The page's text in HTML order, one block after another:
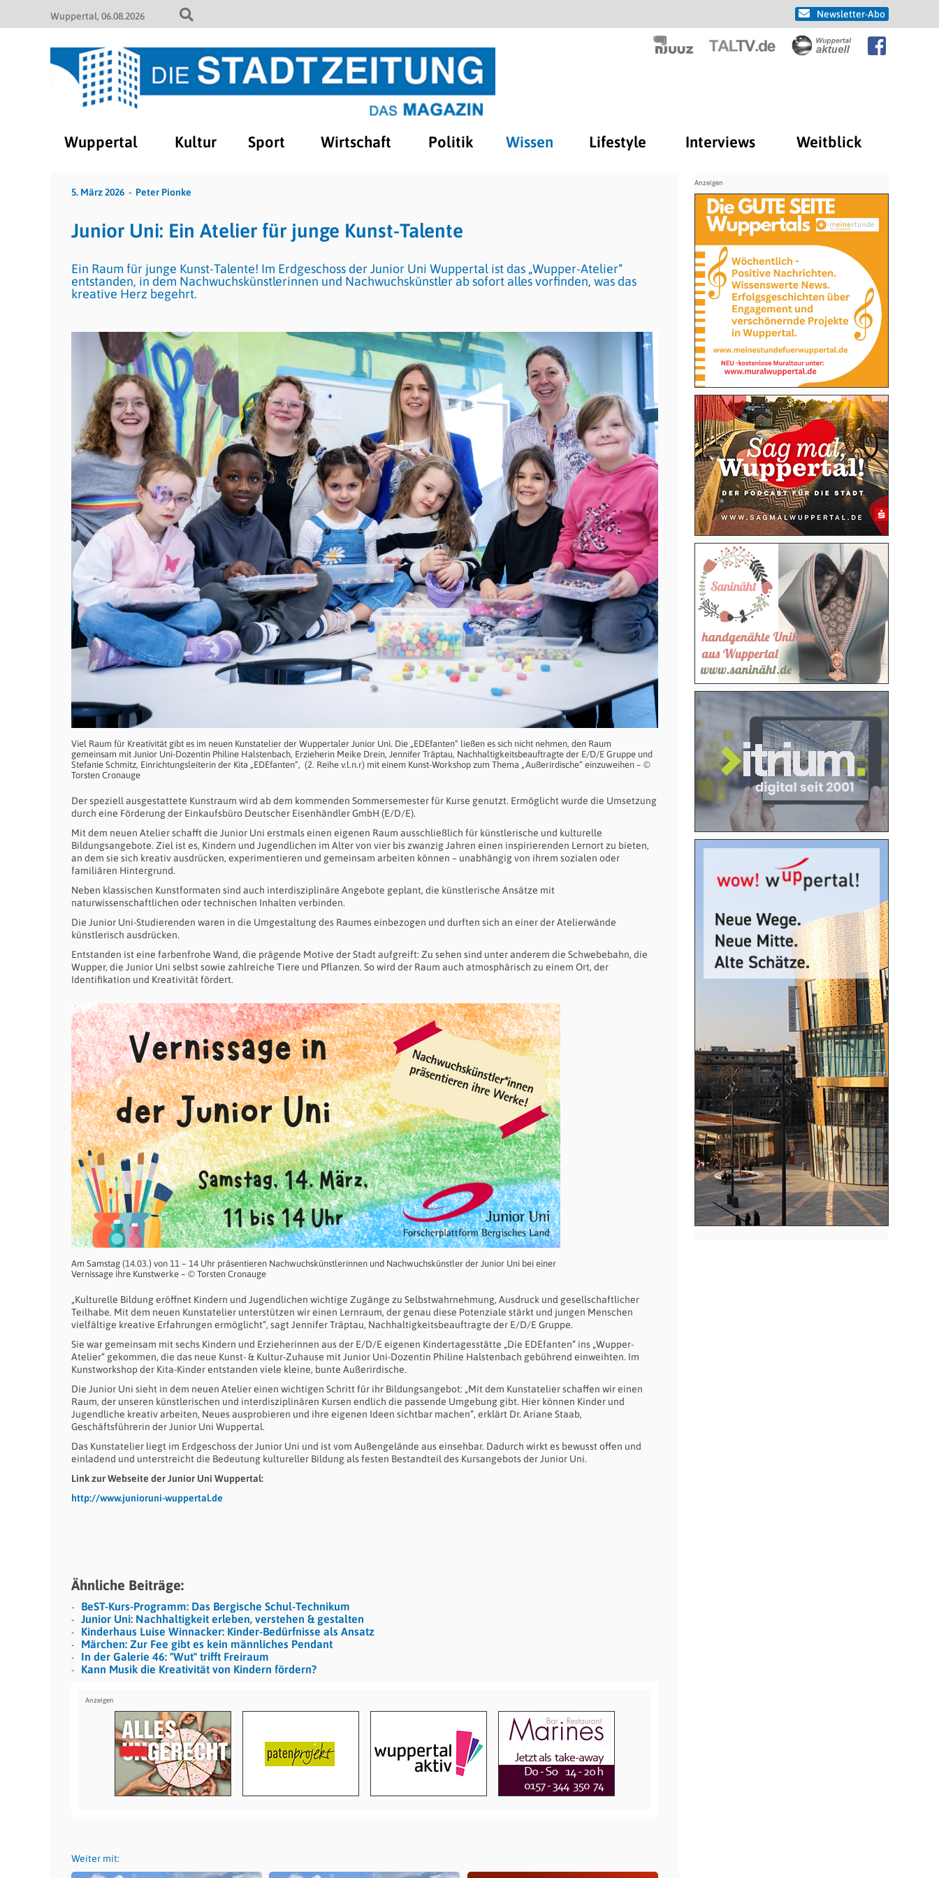
Wuppertal 06.08.2026 Newsletter-Abo
Wuppertal Kultur Sport Wirtschaft Politik Wissen Lifestyle Interviews Weitblick
5. März 2026 Peter Pionke
Junior Uni: Ein Atelier für junge Kunst-Talente
Ein Raum für junge Kunst-Talente! Im Erdgeschoss der Junior Uni Wuppertal ist das „Wupper-Atelier“
entstanden, in dem Nachwuchskünstlerinnen und Nachwuchskünstler ab sofort alles vorfinden, was das
kreative Herz begehrt.
Viel Raum für Kreativität gibt es im neuen Kunstatelier der Wuppertaler Junior Uni. Die „EDEfanten“ ließen es sich nicht nehmen, den Raum
gemeinsam mit Junior Uni-Dozentin Philine Halstenbach, Erzieherin Meike Drein, Jennifer Träptau, Nachhaltigkeitsbeauftragte der E/D/E Gruppe und
Stefanie Schmitz, Einrichtungsleiterin der Kita „EDEfanten“, (2. Reihe v.l.n.r) mit einem Kunst-Workshop zum Thema „Außerirdische“ einzuweihen – ©
Torsten Cronauge
Der speziell ausgestattete Kunstraum wird ab dem kommenden Sommersemester für Kurse genutzt. Ermöglicht wurde die Umsetzung
durch eine Förderung der Einkaufsbüro Deutscher Eisenhändler GmbH (E/D/E).
Mit dem neuen Atelier schafft die Junior Uni erstmals einen eigenen Raum ausschließlich für künstlerische und kulturelle
Bildungsangebote. Ziel ist es, Kindern und Jugendlichen im Alter von vier bis zwanzig Jahren einen inspirierenden Lernort zu bieten,
an dem sie sich kreativ ausdrücken, experimentieren und gemeinsam arbeiten können – unabhängig von ihrem sozialen oder
familiären Hintergrund.
Neben klassischen Kunstformaten sind auch interdisziplinäre Angebote geplant, die künstlerische Ansätze mit
naturwissenschaftlichen oder technischen Inhalten verbinden.
Die Junior Uni-Studierenden waren in die Umgestaltung des Raumes einbezogen und durften sich an einer der Atelierwände
künstlerisch ausdrücken.
Entstanden ist eine farbenfrohe Wand, die prägende Motive der Stadt aufgreift: Zu sehen sind unter anderem die Schwebebahn, die
Wupper, die Junior Uni selbst sowie zahlreiche Tiere und Pflanzen. So wird der Raum auch atmosphärisch zu einem Ort, der
Identifikation und Kreativität fördert.
Am Samstag (14.03.) von 11 – 14 Uhr präsentieren Nachwuchskünstlerinnen und Nachwuchskünstler der Junior Uni bei einer
Vernissage ihre Kunstwerke – © Torsten Cronauge
„Kulturelle Bildung eröffnet Kindern und Jugendlichen wichtige Zugänge zu Selbstwahrnehmung, Ausdruck und gesellschaftlicher
Teilhabe. Mit dem neuen Kunstatelier unterstützen wir einen Lernraum, der genau diese Potenziale stärkt und jungen Menschen
vielfältige kreative Erfahrungen ermöglicht“, sagt Jennifer Träptau, Nachhaltigkeitsbeauftragte der E/D/E Gruppe.
Sie war gemeinsam mit sechs Kindern und Erzieherinnen aus der E/D/E eigenen Kindertagesstätte „Die EDEfanten“ ins „Wupper-
Atelier“ gekommen, die das neue Kunst- & Kultur-Zuhause mit Junior Uni-Dozentin Philine Halstenbach gebührend einweihten. Im
Kunstworkshop der Kita-Kinder entstanden viele kleine, bunte Außerirdische.
Die Junior Uni sieht in dem neuen Atelier einen wichtigen Schritt für ihr Bildungsangebot: „Mit dem Kunstatelier schaffen wir einen
Raum, der unseren künstlerischen und interdisziplinären Kursen endlich die passende Umgebung gibt. Hier können Kinder und
Jugendliche kreativ arbeiten, Neues ausprobieren und ihre eigenen Ideen sichtbar machen“, erklärt Dr. Ariane Staab,
Geschäftsführerin der Junior Uni Wuppertal.
Das Kunstatelier liegt im Erdgeschoss der Junior Uni und ist vom Außengelände aus einsehbar. Dadurch wirkt es bewusst offen und
einladend und unterstreicht die Bedeutung kultureller Bildung als festen Bestandteil des Kursangebots der Junior Uni.
Link zur Webseite der Junior Uni Wuppertal:
http://www.junioruni-wuppertal.de
Ähnliche Beiträge:
BeST-Kurs-Programm: Das Bergische Schul-Technikum
Junior Uni: Nachhaltigkeit erleben, verstehen & gestalten
Kinderhaus Luise Winnacker: Kinder-Bedürfnisse als Ansatz
Märchen: Zur Fee gibt es kein männliches Pendant
In der Galerie 46: "Wut" trifft Freiraum
Kann Musik die Kreativität von Kindern fördern?
Weiter mit: